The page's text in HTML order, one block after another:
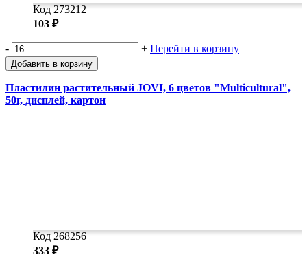
Код 273212
103 ₽
- + Перейти в корзину
Добавить в корзину
Пластилин растительный JOVI, 6 цветов "Multicultural",
50г, дисплей, картон
Код 268256
333 ₽